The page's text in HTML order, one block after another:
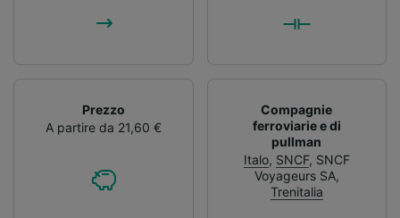
Prezzo
A partire da 21,60 €
Compagnie
ferroviarie e di
pullman
Italo, SNCF, SNCF
Voyageurs SA,
Trenitalia